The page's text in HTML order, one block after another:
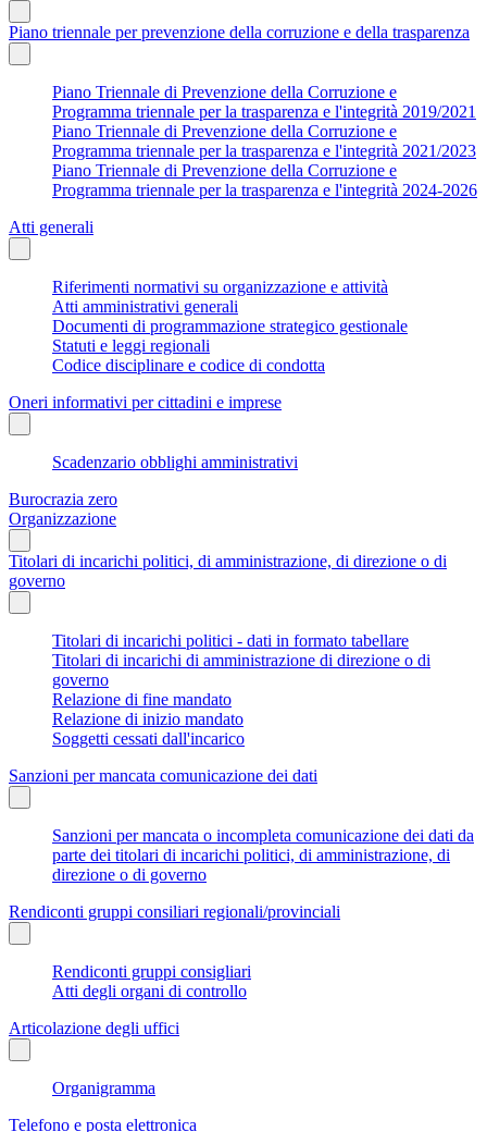
Piano triennale per prevenzione della corruzione e della trasparenza
Piano Triennale di Prevenzione della Corruzione e
Programma triennale per la trasparenza e l'integrità 2019/2021
Piano Triennale di Prevenzione della Corruzione e
Programma triennale per la trasparenza e l'integrità 2021/2023
Piano Triennale di Prevenzione della Corruzione e
Programma triennale per la trasparenza e l'integrità 2024-2026
Atti generali
Riferimenti normativi su organizzazione e attività
Atti amministrativi generali
Documenti di programmazione strategico gestionale
Statuti e leggi regionali
Codice disciplinare e codice di condotta
Oneri informativi per cittadini e imprese
Scadenzario obblighi amministrativi
Burocrazia zero
Organizzazione
Titolari di incarichi politici, di amministrazione, di direzione o di
governo
Titolari di incarichi politici - dati in formato tabellare
Titolari di incarichi di amministrazione di direzione o di
governo
Relazione di fine mandato
Relazione di inizio mandato
Soggetti cessati dall'incarico
Sanzioni per mancata comunicazione dei dati
Sanzioni per mancata o incompleta comunicazione dei dati da
parte dei titolari di incarichi politici, di amministrazione, di
direzione o di governo
Rendiconti gruppi consiliari regionali/provinciali
Rendiconti gruppi consigliari
Atti degli organi di controllo
Articolazione degli uffici
Organigramma
Telefono e posta elettronica